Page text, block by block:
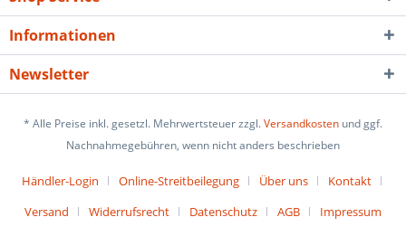
Informationen
Newsletter
* Alle Preise inkl. gesetzl. Mehrwertsteuer zzgl.Versandkosten und ggf.
Nachnahmegebühren, wenn nicht anders beschrieben
Händler-Login Online-Streitbeilegung Über uns
Kontakt
Versand
Widerrufsrecht Datenschutz AGB Impressum